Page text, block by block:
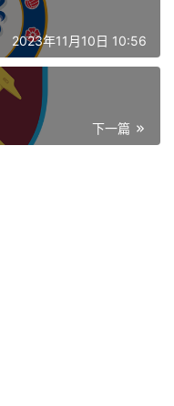
2023年11月10日 10:56
下一篇